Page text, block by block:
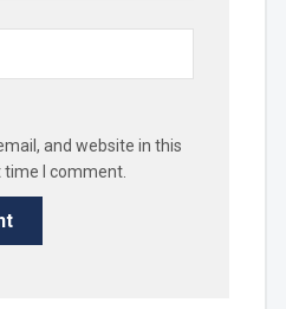
and website in this
I comment.